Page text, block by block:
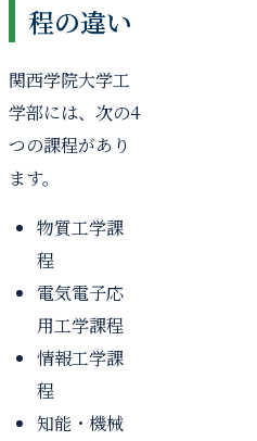
程の違い
関西学院大学工
学部には、次の4
つの課程があり
ます。
物質工学課
程
電気電子応
用工学課程
情報工学課
程
知能・機械